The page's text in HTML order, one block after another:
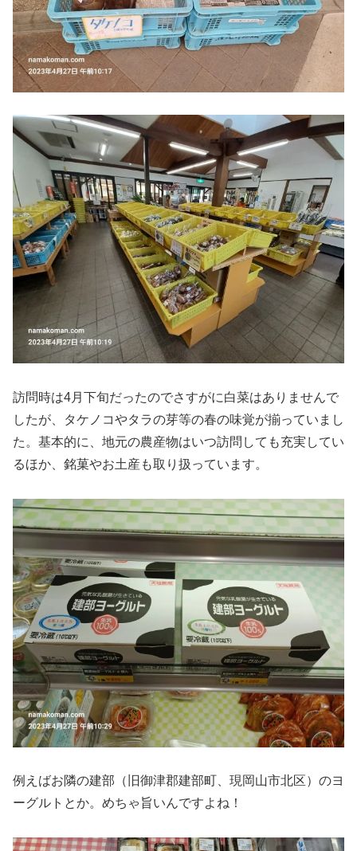
訪問時は4月下旬だったのでさすがに白菜はありませんで
したが、タケノコやタラの芽等の春の味覚が揃っていまし
た。基本的に、地元の農産物はいつ訪問しても充実してい
るほか、銘菓やお土産も取り扱っています。
例えばお隣の建部（旧御津郡建部町、現岡山市北区）のヨ
ーグルトとか。めちゃ旨いんですよね！